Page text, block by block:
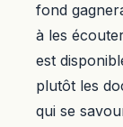
fond
à les
est
plutôt les
qui se